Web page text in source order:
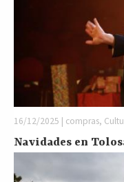
16/12/2025 | compras,
Navidades en